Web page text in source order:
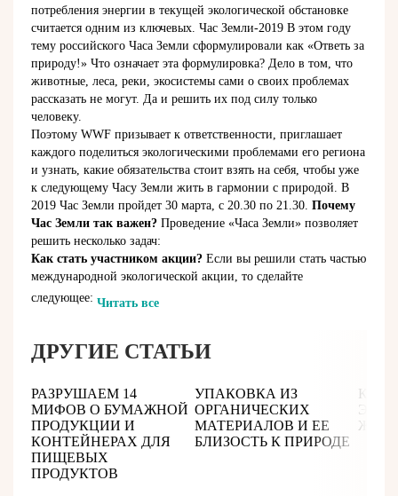
ДРУГИЕ СТАТЬИ
РАЗРУШАЕМ 14
МИФОВ О БУМАЖНОЙ
ПРОДУКЦИИ И
КОНТЕЙНЕРАХ ДЛЯ
ПИЩЕВЫХ
ПРОДУКТОВ
УПАКОВКА ИЗ
ОРГАНИЧЕСКИХ
МАТЕРИАЛОВ И ЕЕ
БЛИЗОСТЬ К ПРИРОДЕ
КАК
потребления энергии в текущей экологической обстановке
считается одним из ключевых. Час Земли-2019 В этом году
тему российского Часа Земли сформулировали как «Ответь за
природу!» Что означает эта формулировка? Дело в том, что
животные, леса, реки, экосистемы сами о своих проблемах
рассказать не могут. Да и решить их под силу только
человеку.
Поэтому WWF призывает к ответственности, приглашает
каждого поделиться экологическими проблемами его региона
и узнать, какие обязательства стоит взять на себя, чтобы уже
к следующему Часу Земли жить в гармонии с природой. В
2019 Час Земли пройдет 30 марта, с 20.30 по 21.30. Почему
Час Земли так важен? Проведение «Часа Земли» позволяет
решить несколько задач:
Как стать участником акции? Если вы решили стать частью
международной экологической акции, то сделайте
следующее: Читать все